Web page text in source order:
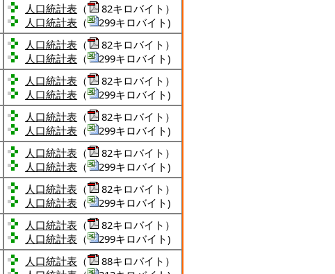
人口統計表 （
82キロバイト）
人口統計表 （ 299キロバイト)
人口統計表 （
82キロバイト）
人口統計表 （ 299キロバイト)
人口統計表 （
82キロバイト）
人口統計表 （ 299キロバイト)
人口統計表 （
82キロバイト）
人口統計表 （ 299キロバイト)
人口統計表 （
82キロバイト）
人口統計表 （ 299キロバイト)
人口統計表 （
82キロバイト）
人口統計表 （ 299キロバイト)
人口統計表 （
82キロバイト）
人口統計表 （ 299キロバイト)
人口統計表 （
88キロバイト）